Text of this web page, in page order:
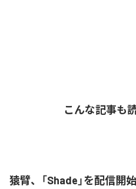
こんな記事も
猿臂、「Shade」を配信開始